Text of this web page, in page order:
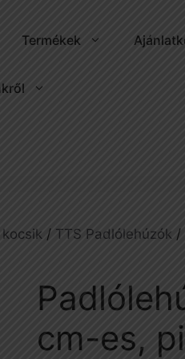
Termékek
/ TTS Padlólehúzók /
cm-es,